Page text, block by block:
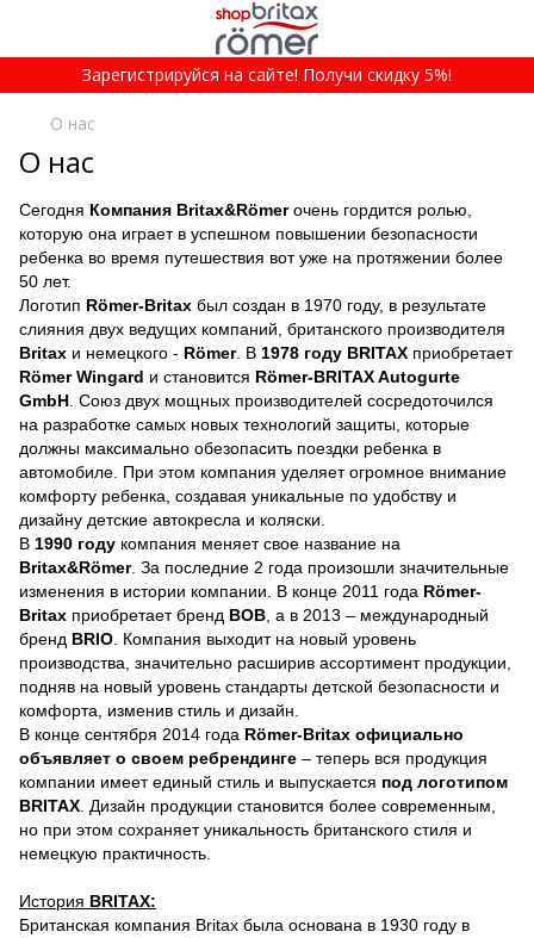
Зарегистрируйся на сайте! Получи скидку 5%!
О нас
О нас
Сегодня Компания Britax&Römerочень гордится ролью,
которую она играет в успешном повышении безопасности
ребенка во время путешествия вот уже на протяжении более
50 лет.
Логотип Römer-Britax был создан в 1970 году, в результате
слияния двух ведущих компаний, британского производителя
Britax и немецкого - Römer. В 1978 году BRITAX приобретает
Römer Wingard и становится Römer-BRITAX Autogurte
GmbH . Союз двух мощных производителей сосредоточился
на разработке самых новых технологий защиты, которые
должны максимально обезопасить поездки ребенка в
автомобиле. При этом компания уделяет огромное внимание
комфорту ребенка, создавая уникальные по удобству и
дизайну детские автокресла и коляски.
В 1990 году компания меняет свое название на
Britax&Römer. За последние 2 года произошли значительные
изменения в истории компании. В конце 2011 года Römer-
Britax приобретает бренд ВОВ , а в 2013 – международный
бренд BRIO . Компания выходит на новый уровень
производства, значительно расширив ассортимент продукции,
подняв на новый уровень стандарты детской безопасности и
комфорта, изменив стиль и дизайн.
В конце сентября 2014 года Römer-Britax официально
объявляет о своем ребрендинге – теперь вся продукция
компании имеет единый стиль и выпускается под логотипом
BRITAX . Дизайн продукции становится более современным,
но при этом сохраняет уникальность британского стиля и
немецкую практичность.
История BRITAX:
Британская компания Britax была основана в 1930 году в